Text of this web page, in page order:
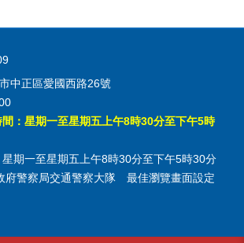
中正區愛國西路26號
：星期一至星期五上午8時30分至下午5時
期一至星期五上午8時30分至下午5時30分
府警察局交通警察大隊 最佳瀏覽畫面設定